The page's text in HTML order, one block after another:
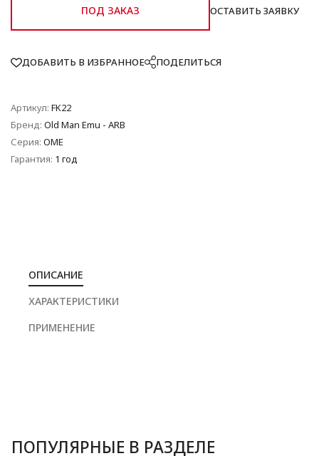
ПОД ЗАКАЗ ОСТАВИТЬ ЗАЯВКУ
ДОБАВИТЬ В ИЗБРАННОЕ ПОДЕЛИТЬСЯ
Артикул: FK22
Бренд: Old Man Emu - ARB
Серия: OME
Гарантия: 1 год
ОПИСАНИЕ
ХАРАКТЕРИСТИКИ
ПРИМЕНЕНИЕ
ПОПУЛЯРНЫЕ В РАЗДЕЛЕ